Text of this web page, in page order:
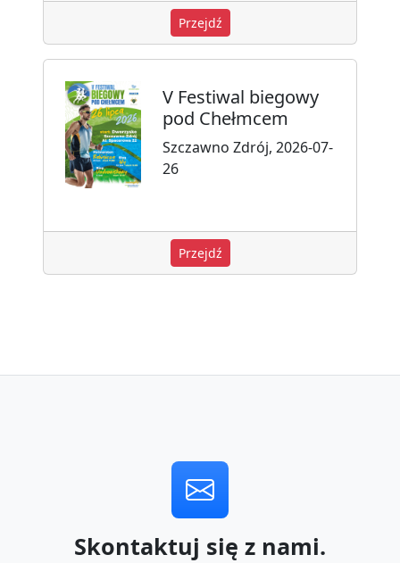
Przejdź
V Festiwal biegowy
pod Chełmcem
Szczawno Zdrój, 2026-07-
26
Przejdź
Skontaktuj się z nami.